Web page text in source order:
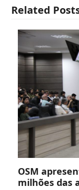
Related
OSM
milhões das